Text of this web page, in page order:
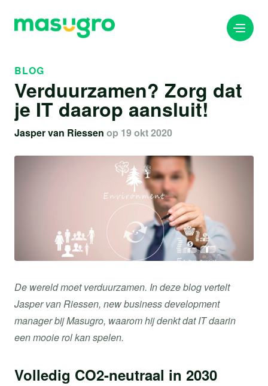
info@masugro.nl
088 040 8200
BLOG
Verduurzamen? Zorg dat
je IT daarop aansluit!
Jasper van Riessen op 19 okt 2020
De wereld moet verduurzamen. In deze blog vertelt
Jasper van Riessen, new business development
manager bij Masugro, waarom hij denkt dat IT daarin
een mooie rol kan spelen.
Volledig CO2-neutraal in 2030